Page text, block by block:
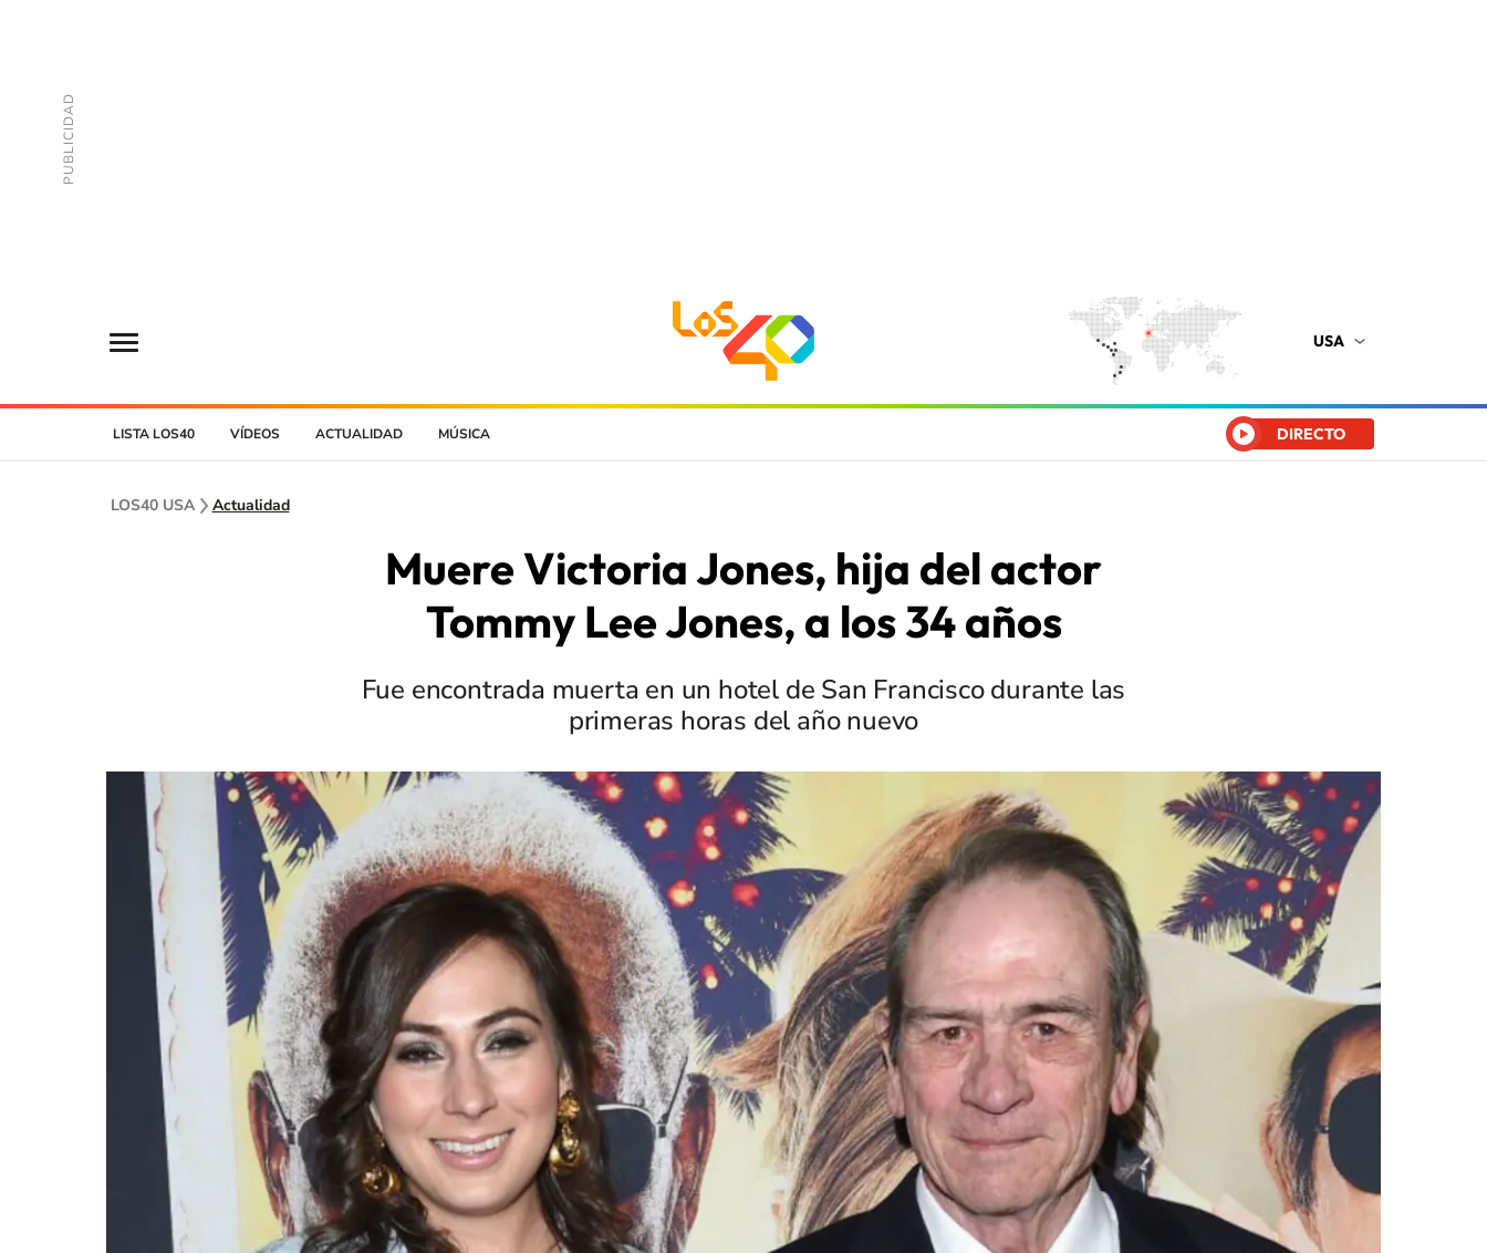
USA
LISTA LOS40 VÍDEOS ACTUALIDAD MÚSICA DIRECTO
LOS40 USA Actualidad
Muere Victoria Jones, hija del actor
Tommy Lee Jones, a los 34 años
Fue encontrada muerta en un hotel de San Francisco durante las
primeras horas del año nuevo